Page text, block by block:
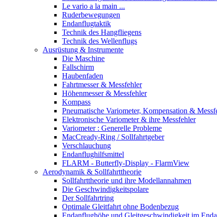
Le vario a la main ...
Ruderbewegungen
Endanflugtaktik
Technik des Hangfliegens
Technik des Wellenflugs
Ausrüstung & Instrumente
Die Maschine
Fallschirm
Haubenfaden
Fahrtmesser & Messfehler
Höhenmesser & Messfehler
Kompass
Pneumatische Variometer, Kompensation &
Elektronische Variometer & ihre Messfehler
Variometer : Generelle Probleme
MacCready-Ring / Sollfahrtgeber
Verschlauchung
Endanflughilfsmittel
FLARM - Butterfly-Display - FlarmView
Aerodynamik & Sollfahrttheorie
Sollfahrttheorie und ihre Modellannahmen
Die Geschwindigkeitspolare
Der Sollfahrtring
Optimale Gleitfahrt ohne Bodenbezug
Endanflughöhe und Gleitgeschwindigkeit im